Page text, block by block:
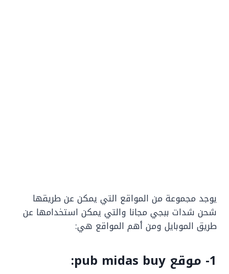
يوجد مجموعة من المواقع التي يمكن عن طريقها
شحن شدات ببجي مجانا والتي يمكن استخدامها عن
طريق الموبايل ومن أهم المواقع هي:
1- موقع pub midas buy: